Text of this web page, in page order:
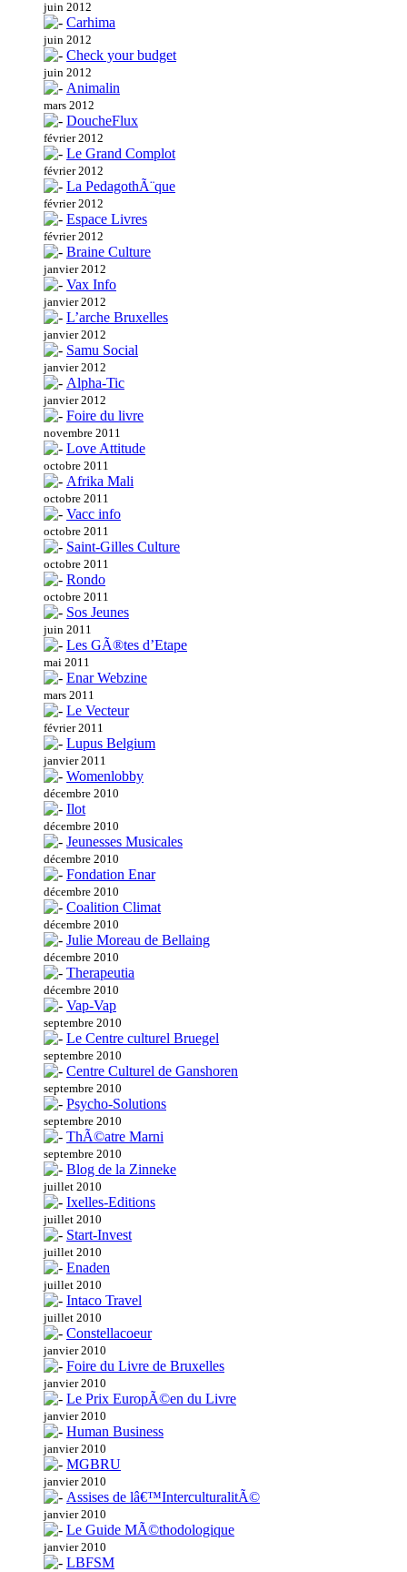
juin 2012
Carhima
juin 2012
Check your budget
juin 2012
Animalin
mars 2012
DoucheFlux
février 2012
Le Grand Complot
février 2012
La PedagothÃ¨que
février 2012
Espace Livres
février 2012
Braine Culture
janvier 2012
Vax Info
janvier 2012
L’arche Bruxelles
janvier 2012
Samu Social
janvier 2012
Alpha-Tic
janvier 2012
Foire du livre
novembre 2011
Love Attitude
octobre 2011
Afrika Mali
octobre 2011
Vacc info
octobre 2011
Saint-Gilles Culture
octobre 2011
Rondo
octobre 2011
Sos Jeunes
juin 2011
Les GÃ®tes d’Etape
mai 2011
Enar Webzine
mars 2011
Le Vecteur
février 2011
Lupus Belgium
janvier 2011
Womenlobby
décembre 2010
Ilot
décembre 2010
Jeunesses Musicales
décembre 2010
Fondation Enar
décembre 2010
Coalition Climat
décembre 2010
Julie Moreau de Bellaing
décembre 2010
Therapeutia
décembre 2010
Vap-Vap
septembre 2010
Le Centre culturel Bruegel
septembre 2010
Centre Culturel de Ganshoren
septembre 2010
Psycho-Solutions
septembre 2010
ThÃ©atre Marni
septembre 2010
Blog de la Zinneke
juillet 2010
Ixelles-Editions
juillet 2010
Start-Invest
juillet 2010
Enaden
juillet 2010
Intaco Travel
juillet 2010
Constellacoeur
janvier 2010
Foire du Livre de Bruxelles
janvier 2010
Le Prix EuropÃ©en du Livre
janvier 2010
Human Business
janvier 2010
MGBRU
janvier 2010
Assises de lâ€™InterculturalitÃ©
janvier 2010
Le Guide MÃ©thodologique
janvier 2010
LBFSM